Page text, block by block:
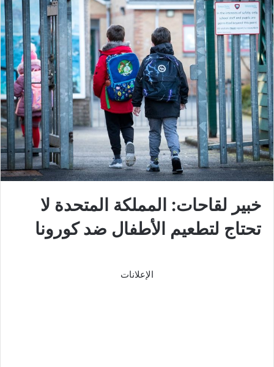
خبير لقاحات: المملكة المتحدة لا
تحتاج لتطعيم الأطفال ضد كورونا
الإعلانات